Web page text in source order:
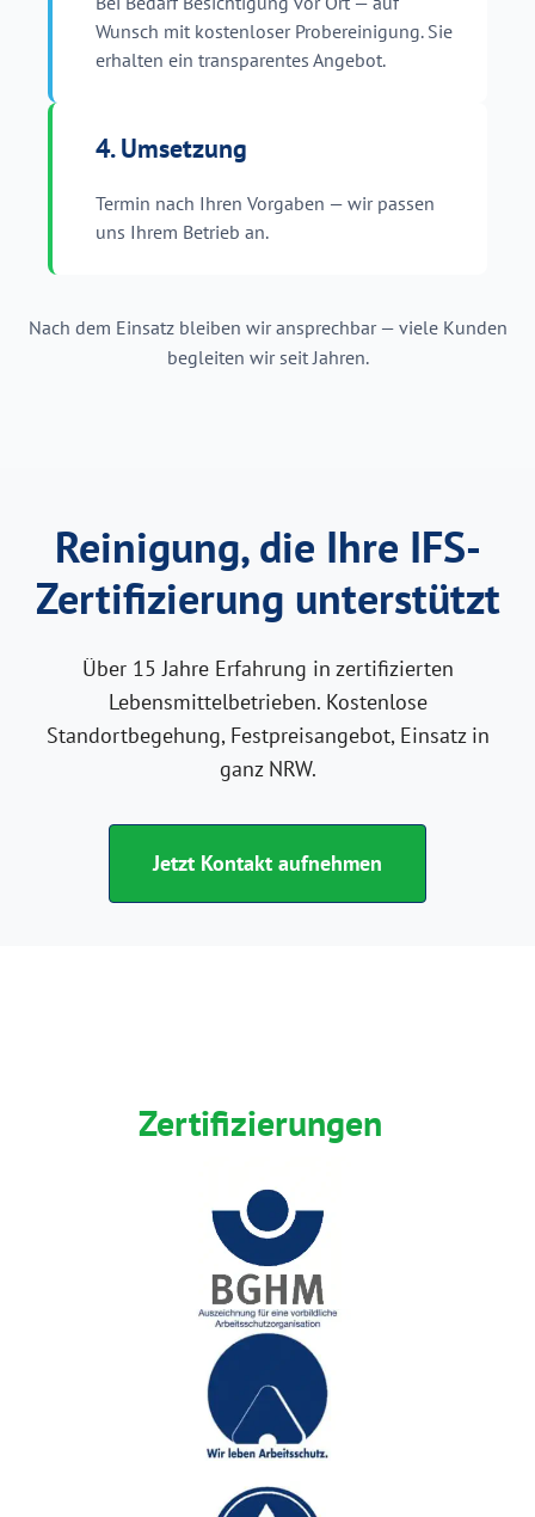
Wunsch mit kostenloser Probereinigung. Sie
erhalten ein transparentes Angebot.
4. Umsetzung
Termin nach Ihren Vorgaben — wir passen
uns Ihrem Betrieb an.
Nach dem Einsatz bleiben wir ansprechbar — viele Kunden
begleiten wir seit Jahren.
Reinigung, die Ihre IFS-
Zertifizierung unterstützt
Über 15 Jahre Erfahrung in zertifizierten
Lebensmittelbetrieben. Kostenlose
Standortbegehung, Festpreisangebot, Einsatz in
ganz NRW.
Jetzt Kontakt aufnehmen
Zertifizierungen